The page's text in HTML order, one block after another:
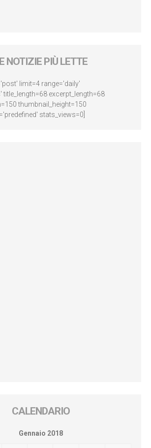
NOTIZIE PIÙ LETTE
limit=4 range='daily'
title_length=68 excerpt_length=68
thumbnail_height=150
stats_views=0]
CALENDARIO
Gennaio 2018